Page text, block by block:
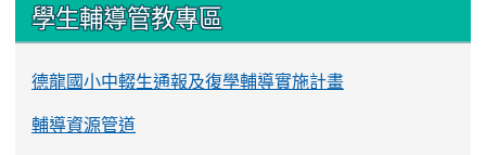
學生輔導管教專區
德龍國小中輟生通報及復學輔導實施計畫
輔導資源管道